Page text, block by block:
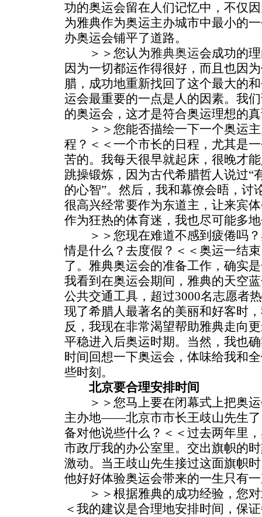
功的奥运会留在人们记忆中，不仅
为雅典作为奥运主办城市中最小的
办奥运会铺平了道路。
＞＞您认为雅典奥运会成功的
因为一切都运作得很好，而且也因
腊，成功地重新找回了这个最大的
运会最重要的一点是人的因素。我
的奥运会，这才是符合奥运理想的
＞＞您能否描绘一下一个奥运主
程？＜＜一个市长的日程，尤其是
苦的。我每天很早就起床，很晚才
跳操锻炼，因为古代希腊哲人说过“
的心智”。然后，我和幕僚会晤，讨
很高兴经常要作为东道主，让来宾
作为狂热的体育迷，我也尽可能多
＞＞您现在难道不感到疲倦吗？
情是什么？去度假？＜＜奥运一结
了。雅典奥运会的准备工作，确实
我看到在奥运会期间，雅典的天空
公共交通工具，超过3000名志愿者
现了希腊人最著名的美丽和好客时
反，我现在非常渴望帮助雅典走向
平稳进入后奥运时期。当然，我也
时间回想一下奥运会，体味给我和
些时刻。
北京要合理安排时间
＞＞您马上要在闭幕式上把奥运
主办地——北京市市长王歧山先生
备对他说些什么？＜＜过去两年里
市政厅我的办公室里。交出旗帜的
激动。当王歧山先生接过这面旗帜
他好好体验奥运会带来的一生只有
＞＞根据雅典的成功经验，您对
＜我的建议是合理地安排时间，保